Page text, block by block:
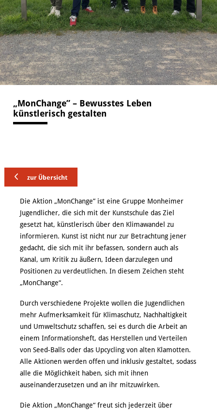
KUNSTVERMITTLUNG
ÜBER UNS
„MonChange” – Bewusstes Leben
künstlerisch gestalten
zur Übersicht
Die Aktion „MonChange” ist eine Gruppe Monhei­mer
Jugendlicher, die sich mit der Kunstschule das Ziel
gesetzt hat, künstle­risch über den Klimawandel zu
informieren. Kunst ist nicht nur zur Betrachtung jener
gedacht, die sich mit ihr befassen, sondern auch als
Kanal, um Kritik zu äußern, Ideen darzulegen und
Positionen zu ver­deutlichen. In diesem Zeichen steht
„MonChange“.
Durch verschiedene Projekte wollen die Jugendli­chen
mehr Aufmerksamkeit für Klimaschutz, Nach­haltigkeit
und Umweltschutz schaffen, sei es durch die Arbeit an
einem Informationsheft, das Herstel­len und Verteilen
von Seed-Balls oder das Upcycling von alten Klamotten.
Alle Aktionen werden offen und inklusiv gestaltet, sodass
alle die Möglichkeit haben, sich mit ihnen
auseinanderzusetzen und an ihr mitzuwirken.
Die Aktion „MonChange“ freut sich jederzeit über